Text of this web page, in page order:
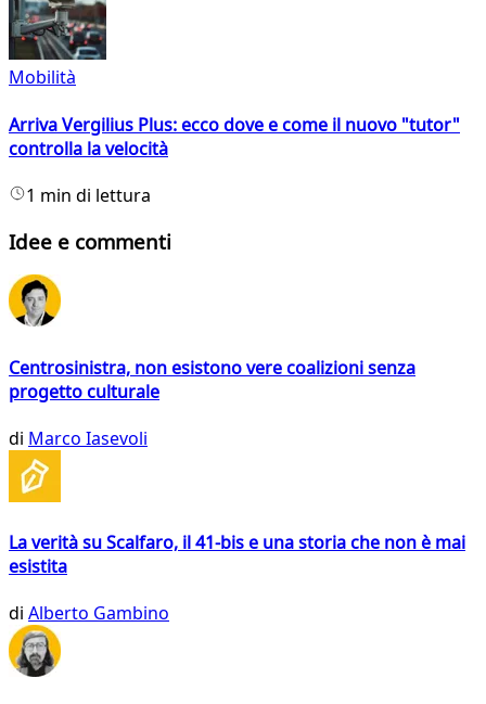
Mobilità
Arriva Vergilius Plus: ecco dove e come il nuovo "tutor"
controlla la velocità
1 min di lettura
Idee e commenti
Centrosinistra, non esistono vere coalizioni senza
progetto culturale
di Marco Iasevoli
La verità su Scalfaro, il 41-bis e una storia che non è mai
esistita
di Alberto Gambino